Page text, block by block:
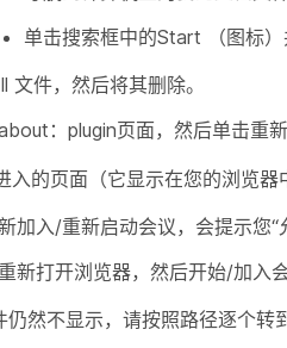
单击搜索框中的Start （图标
文件，然后将其删除。
：plugin页面，然后单击重
入的页面（它显示在您的浏览器
加入/重新启动会议，会提示您“
新打开浏览器，然后开始/加入会
仍然不显示，请按照路径逐个转